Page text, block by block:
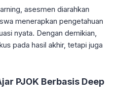
asesmen diarahkan
menerapkan pengetahuan
nyata. Dengan demikian,
pada hasil akhir, tetapi juga
PJOK Berbasis Deep